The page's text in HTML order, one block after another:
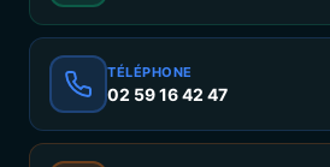
TÉLÉPHONE
02 59 16 42 47